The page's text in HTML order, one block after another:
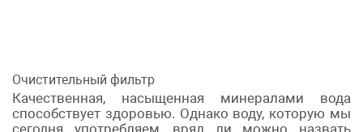
Очистительный фильтр
Качественная, насыщенная минералами вода
способствует здоровью. Однако воду, которую мы